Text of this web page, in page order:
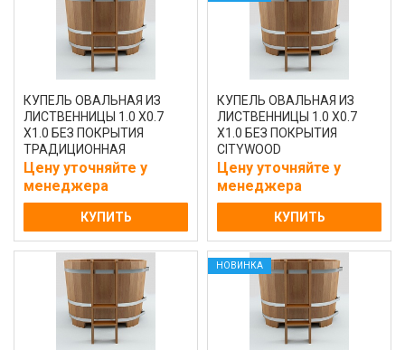
КУПЕЛЬ ОВАЛЬНАЯ ИЗ
ЛИСТВЕННИЦЫ 1.0 Х0.7
Х1.0 БЕЗ ПОКРЫТИЯ
ТРАДИЦИОННАЯ
Цену уточняйте у
менеджера
КУПИТЬ
КУПЕЛЬ ОВАЛЬНАЯ ИЗ
ЛИСТВЕННИЦЫ 1.0 Х0.7
Х1.0 БЕЗ ПОКРЫТИЯ
CITYWOOD
Цену уточняйте у
менеджера
КУПИТЬ
НОВИНКА